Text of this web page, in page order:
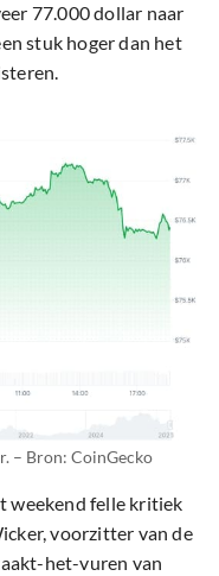
77.000 dollar naar
stuk hoger dan het
– Bron: CoinGecko
weekend felle kritiek
voorzitter van de
het-vuren van